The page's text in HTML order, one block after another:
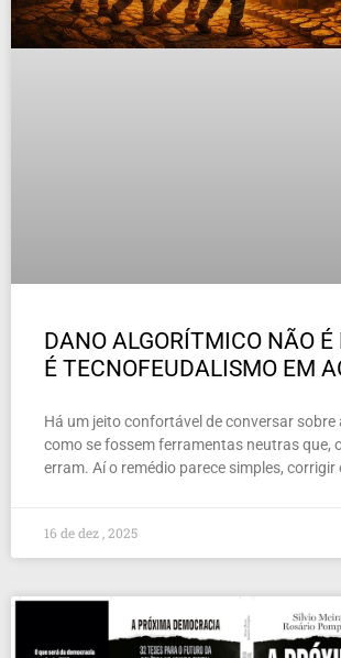
DANO ALGORÍTMICO NÃO É
É TECNOFEUDALISMO EM
Há um jeito confortável de conversar
como se fossem ferramentas neutras que,
erram. Aí o remédio parece simples,
16 de dez , 2025